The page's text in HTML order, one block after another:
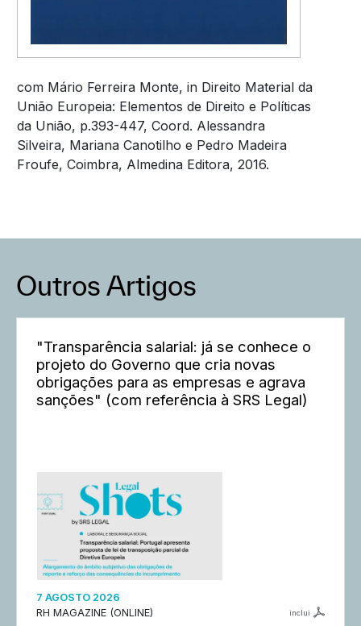
com Mário Ferreira Monte, in Direito Material da
União Europeia: Elementos de Direito e Políticas
da União, p.393-447, Coord. Alessandra
Silveira, Mariana Canotilho e Pedro Madeira
Froufe, Coimbra, Almedina Editora, 2016.
Outros Artigos
"Transparência salarial: já se conhece o
projeto do Governo que cria novas
obrigações para as empresas e agrava
sanções" (com referência à SRS Legal)
7 AGOSTO 2026
RH MAGAZINE (ONLINE)
inclui